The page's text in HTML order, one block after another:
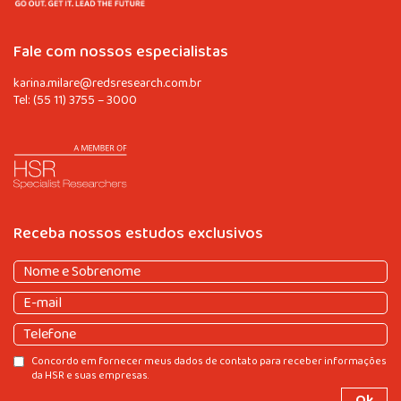
Fale com nossos especialistas
karina.milare@redsresearch.com.br
Tel:(55 11) 3755 – 3000
Receba nossos estudos exclusivos
Nome
e
Sobrenome(obrigatório)
Nome
e
Sobrenome
E-
mail(obrigatório)
Telefone
Consentir
Concordo em fornecer meus dados de contato para receber informações
da HSR e suas empresas.